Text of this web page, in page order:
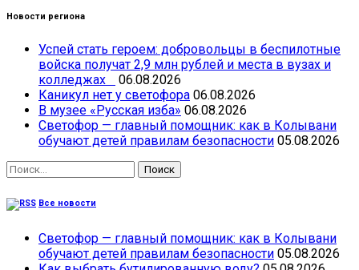
Новости региона
Успей стать героем: добровольцы в беспилотные
войска получат 2,9 млн рублей и места в вузах и
колледжах
06.08.2026
Каникул нет у светофора 06.08.2026
В музее «Русская изба» 06.08.2026
Светофор — главный помощник: как в Колывани
обучают детей правилам безопасности 05.08.2026
Найти:
Все новости
Светофор — главный помощник: как в Колывани
обучают детей правилам безопасности 05.08.2026